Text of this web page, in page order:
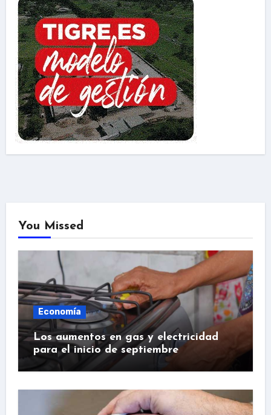
You Missed
Economía
Los aumentos en gas y electricidad
para el inicio de septiembre